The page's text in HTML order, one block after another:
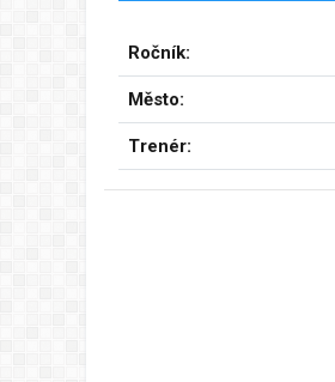
Ročník:
Město:
Trenér: